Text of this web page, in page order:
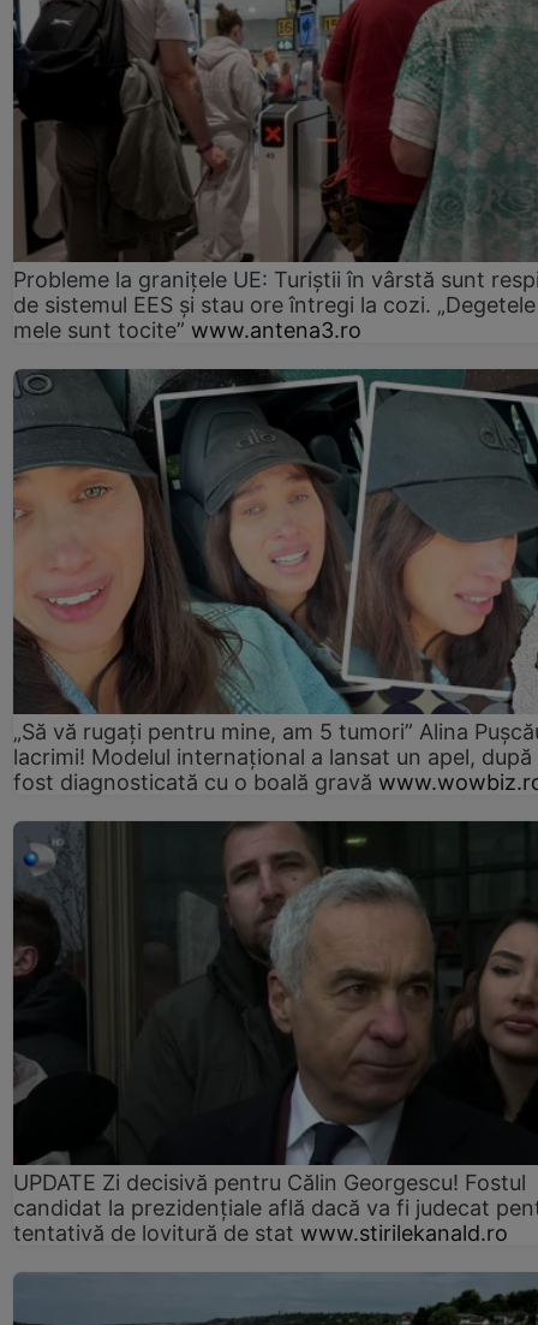
Probleme la granițele UE: Turiștii în vârstă sunt
de sistemul EES și stau ore întregi la cozi. „Degetele
mele sunt tocite” www.antena3.ro
„Să vă rugați pentru mine, am 5 tumori” Alina
lacrimi! Modelul internațional a lansat un apel, după
fost diagnosticată cu o boală gravă
UPDATE Zi decisivă pentru Călin Georgescu! Fostul
candidat la prezidențiale află dacă va fi judecat
tentativă de lovitură de stat www.stirilekanald.ro